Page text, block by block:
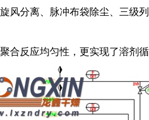
、脉冲布袋除尘、三级列管
反应均匀性，更实现了溶剂循